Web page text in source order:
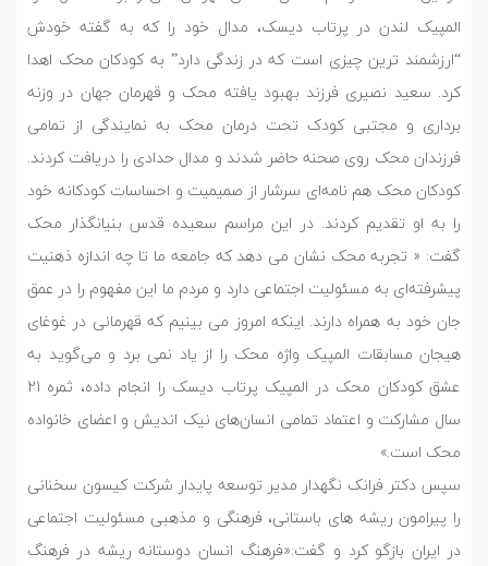
المپیک لندن در پرتاب دیسک، مدال خود را که به گفته خودش
“ارزشمند ترین چیزی است که در زندگی دارد” به کودکان محک اهدا
کرد. سعید نصیری فرزند بهبود یافته محک و قهرمان جهان در وزنه
برداری و مجتبی کودک تحت درمان محک به نمایندگی از تمامی
فرزندان محک روی صحنه حاضر شدند و مدال حدادی را دریافت کردند.
کودکان محک هم نامه‌ای سرشار از صمیمیت و احساسات کودکانه خود
را به او تقدیم کردند. در این مراسم سعیده قدس بنیانگذار محک
گفت: « تجربه محک نشان می دهد که جامعه ما تا چه اندازه ذهنیت
پیشرفته‌ای به مسئولیت اجتماعی دارد و مردم ما این مفهوم را در عمق
جان خود به همراه دارند. اینکه امروز می بینیم که قهرمانی در غوغای
هیجان مسابقات المپیک واژه محک را از یاد نمی برد و می‌گوید به
عشق کودکان محک در المپیک پرتاب دیسک را انجام داده، ثمره 21
سال مشارکت و اعتماد تمامی انسان‌های نیک اندیش و اعضای خانواده
محک است.»
سپس دکتر فرانک نگهدار مدیر توسعه پایدار شرکت کیسون سخنانی
را پیرامون ریشه های باستانی، فرهنگی و مذهبی مسئولیت اجتماعی
در ایران بازگو کرد و گفت:‌«فرهنگ انسان دوستانه ریشه در فرهنگ